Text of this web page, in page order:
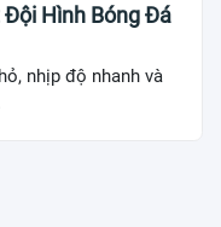
Hình Bóng Đá
nhịp độ nhanh và